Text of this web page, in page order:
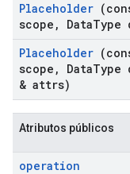
Placeholder
scope , DataType
Placeholder
scope , DataType
& attrs)
Atributos públicos
operation